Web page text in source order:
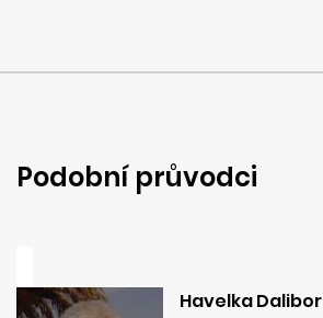
Podobní průvodci
Havelka Dalibor